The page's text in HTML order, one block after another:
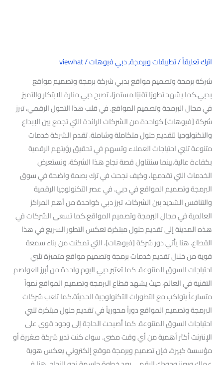
اترك تعليقاً/تطبيقات وبرمجة,دبي فيوهات/
viewhat
شركة برمجة وتصميم مواقع بدبي شركة برمجة وتصميم مواقع
بدبي.كما يشهد تطورًا تقنيًا مستمرًا، تصبح دبي منارة للابتكار والتميز
في مجال البرمجة وتصميم المواقع. في قلب هذا التحول الرقمي، تبرز
شركة [فيوهات] كواحدة من الشركات الرائدة التي تجمع بين الإبداع
والتكنولوجيا لتقديم حلول متكاملة وشاملة. تقدم الشركة خدمات
متنوعة تلبي احتياجات العملاء وتسهم في تحقيق رؤيتهم الرقمية
بكفاءة عالية.بينما سنتناول قصة نجاح هذا الشركة، ونستعرض
الخدمات التي تقدمها، وكيف نجحت في ترك بصمة واضحة في سوق
البرمجة وتصميم المواقع في دبي. في عصر التكنولوجيا الرقمية
والتنافس الشديد بين الشركات، تبرز دبي كواحدة من أهم المراكز
العالمية في مجال البرمجة وتصميم المواقع.كما تسعى الشركات في
هذه المدينة إلى تقديم حلول مبتكرة تعكس التطور السريع في هذا
القطاع. هنا يأتي دور شركة [فيوهات]، التي تمكنت من بناء سمعة
قوية من خلال تقديم خدمات برمجة وتصميم مواقع متميزة تلبي
احتياجات السوق المتنوعة. كما تعتبر دبي اليوم واحدة من أبرز العواصم
التقنية في العالم، حيث يشهد قطاع البرمجة وتصميم المواقع نمواً
متسارعاً يتواكب مع التطورات التكنولوجية الحديثة.كما تلعب شركات
البرمجة وتصميم المواقع دوراً محورياً في تقديم حلول مبتكرة تلبي
احتياجات السوق المتنوعة. كما أصبحت الحاجة إلى وجود قوي على
الإنترنت أكثر أهمية من أي وقت مضى. سواء كنت تدير شركة صغيرة أو
مؤسسة كبيرة، فإن تصميم وبرمجة موقع إلكتروني يعكس هوية